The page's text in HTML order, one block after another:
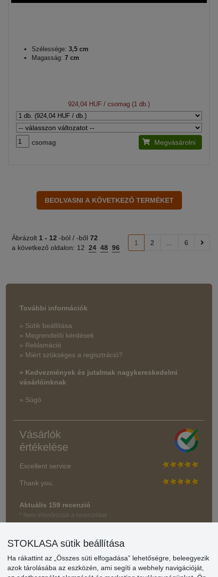
Szélessége: 3,5 cm
Magasság: 7 cm
924,04 HUF / csomag (1 db.)
csomag Megvásárolni
Ábrázolt 1 - 12 -ból / -ből 72
a következő oldalon: 12 24 48 96
1 2 6
További információk
» Sütik beállítása
» Megrendelői kérdések
» Reklamáció
» Miért szükséges a regisztráció?
» Kedvezmények és jutalmak nagykereskedelmi
vásárlóinknak
» Súgó
Vásárlók
értékelése
Excellent service
Thank you.
Aktuális 159 recenzió
* Nem ellenőrizzük a recenziókat
STOKLASA sütik beállítása
Ha rákattint az „Összes süti elfogadása” lehetőségre, beleegyezik
azok tárolásába az eszközén, ami segíti a webhely navigációját,